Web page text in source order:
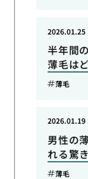
半年間
薄毛は
2026.01.25
薄毛
男性の
れる驚
2026.01.19
薄毛